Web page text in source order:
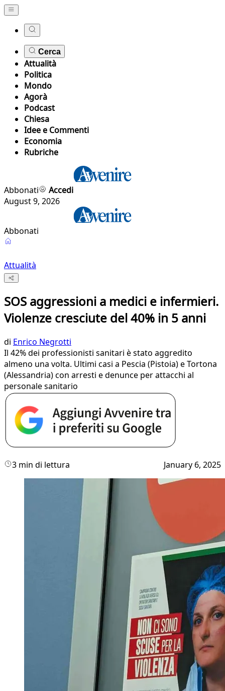
Cerca
Attualità
Politica
Mondo
Agorà
Podcast
Chiesa
Idee e Commenti
Economia
Rubriche
Abbonati
Accedi
August 9, 2026
Abbonati
Attualità
SOS aggressioni a medici e infermieri.
Violenze cresciute del 40% in 5 anni
di Enrico Negrotti
Il 42% dei professionisti sanitari è stato aggredito
almeno una volta. Ultimi casi a Pescia (Pistoia) e Tortona
(Alessandria) con arresti e denunce per attacchi al
personale sanitario
3 min di lettura January 6, 2025